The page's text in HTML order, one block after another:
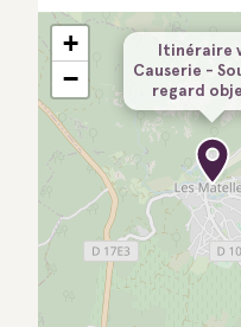
Itinéraire
Causerie -
regard
+
−